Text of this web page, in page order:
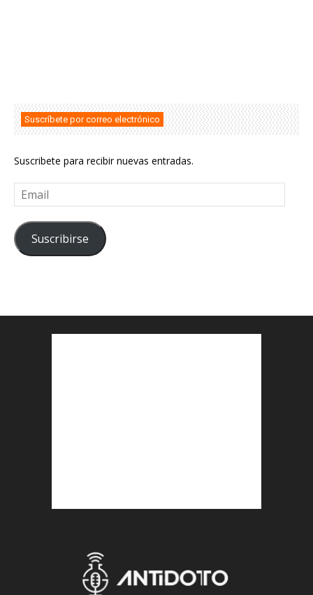
Suscríbete por correo electrónico
Suscribete para recibir nuevas entradas.
Email
Suscribirse